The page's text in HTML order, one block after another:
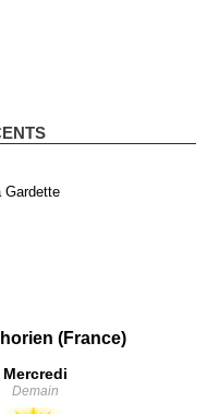
Gardette
(France)
Mercredi
Demain